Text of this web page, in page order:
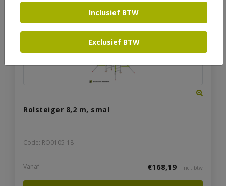
Rolsteiger 8,2 m, smal
Code: RO0105-18
Vanaf €168,19 incl. btw
Inclusief BTW
Exclusief BTW